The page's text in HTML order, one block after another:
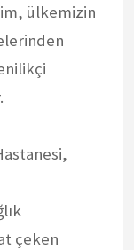
ülkemizin
çeken